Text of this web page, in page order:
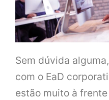
Sem dúvida
com o EaD
estão muito à